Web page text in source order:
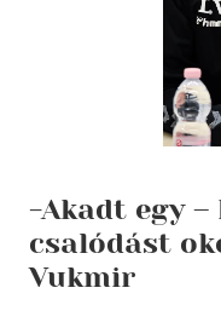
-Akadt egy
csalódást
Vukmir